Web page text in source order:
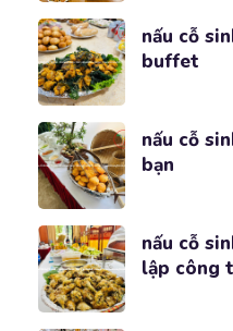
nấu cỗ
buffet
nấu cỗ
bạn
nấu cỗ
lập công